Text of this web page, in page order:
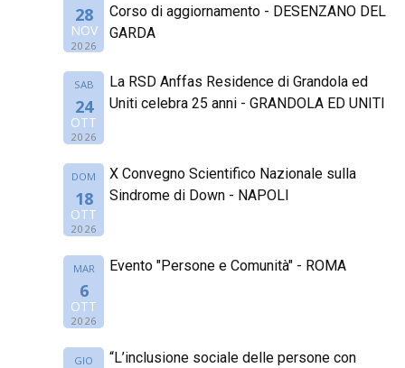
28
NOV
2026
Corso di aggiornamento - DESENZANO DEL
GARDA
SAB
24
OTT
2026
La RSD Anffas Residence di Grandola ed
Uniti celebra 25 anni - GRANDOLA ED UNITI
DOM
18
OTT
2026
X Convegno Scientifico Nazionale sulla
Sindrome di Down - NAPOLI
MAR
6
OTT
2026
Evento "Persone e Comunità" - ROMA
GIO
“L’inclusione sociale delle persone con